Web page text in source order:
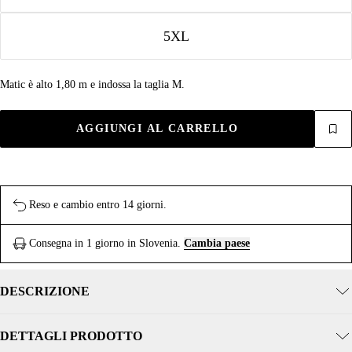
5XL
Matic è alto 1,80 m e indossa la taglia M.
AGGIUNGI AL CARRELLO
Reso e cambio entro 14 giorni.
Consegna in 1 giorno in Slovenia. Cambia paese
DESCRIZIONE
DETTAGLI PRODOTTO